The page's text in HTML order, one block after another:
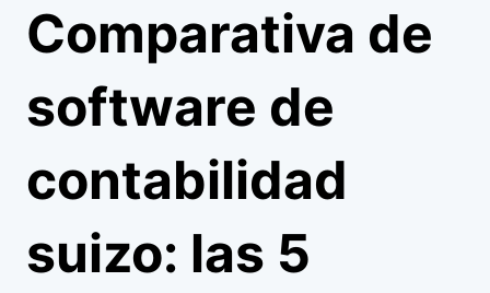
Comparativa de
software de
contabilidad
suizo: las 5